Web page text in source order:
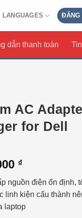
LANGUAGES ĐĂNG
dẫn thanh toán
AC
for Dell
₫
nguồn điện ổn định,
linh kiện cấu thành
laptop